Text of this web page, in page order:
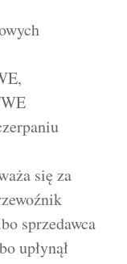
się za
sprzedawca
upłynął